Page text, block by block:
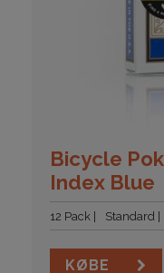
Bicycle
Index Blue
12 Pack Standard
KØBE